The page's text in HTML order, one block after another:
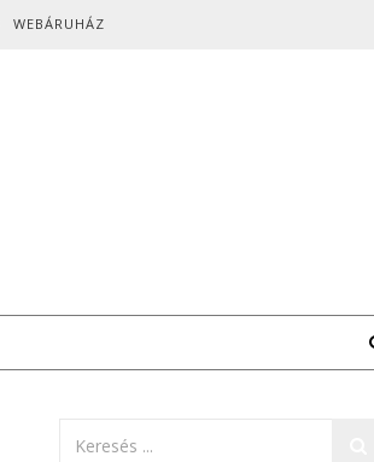
WEBÁRUHÁZ